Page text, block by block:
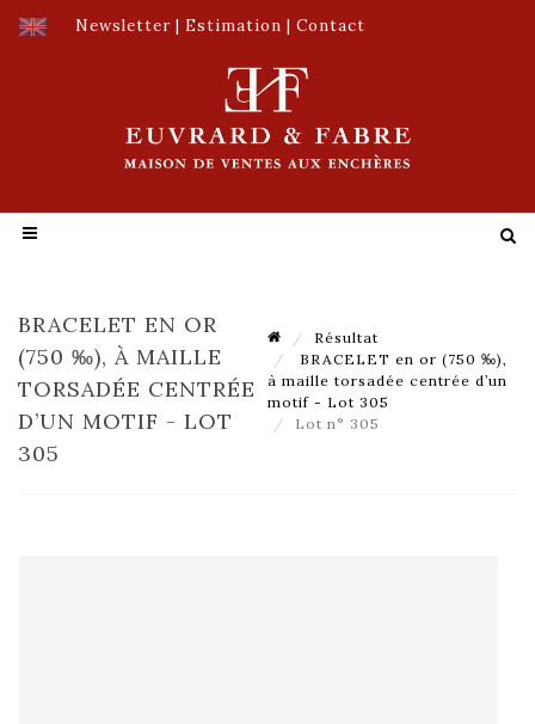
Newsletter | Estimation | Contact
BRACELET EN OR
(750 ‰), À MAILLE
TORSADÉE CENTRÉE
D’UN MOTIF - LOT
305
Résultat
BRACELET en or (750 ‰),
à maille torsadée centrée d’un
motif - Lot 305
Lot n° 305